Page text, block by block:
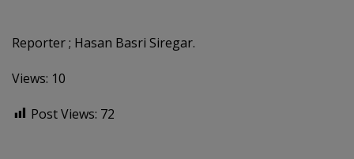
Reporter ; Hasan Basri Siregar.
Views: 10
Post Views: 72